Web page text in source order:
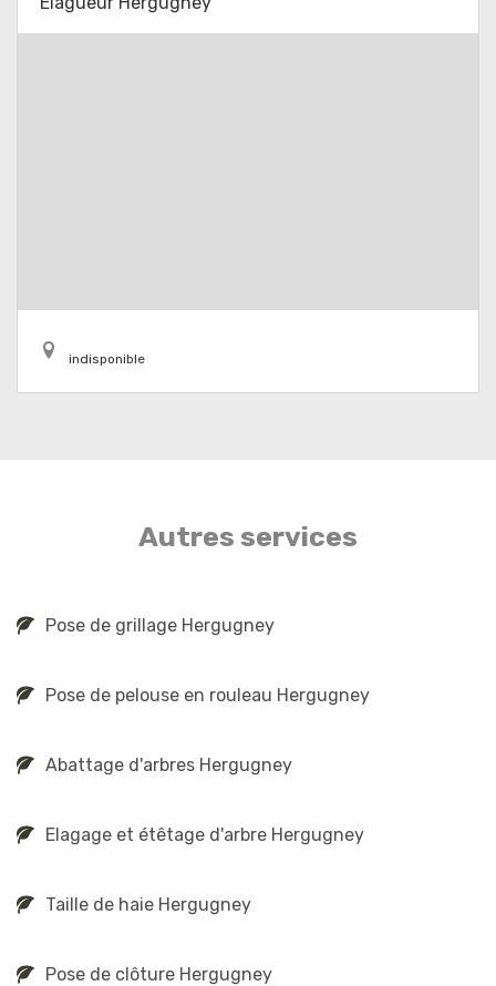
indisponible
Autres services
Pose de grillage Hergugney
Pose de pelouse en rouleau Hergugney
Abattage d'arbres Hergugney
Elagage et étêtage d'arbre Hergugney
Taille de haie Hergugney
Pose de clôture Hergugney